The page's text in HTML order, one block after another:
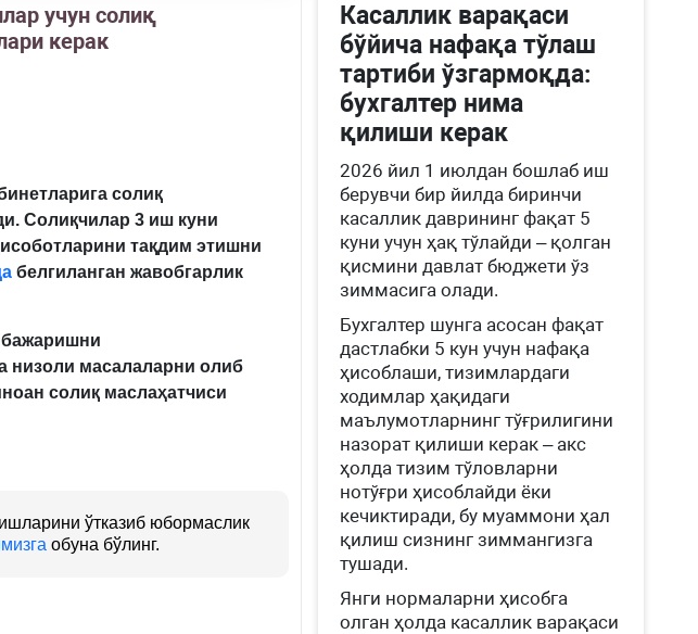
учун солиқ
керак
солиқ
Солиқчилар 3 иш куни
тақдим этишни
белгиланган жавобгарлик
бажаришни
низоли масалаларни олиб
солиқ маслаҳатчиси
ўтказиб юбормаслик
обуна бўлинг.
Касаллик варақаси
бўйича нафақа тўлаш
тартиби ўзгармоқда:
бухгалтер нима
қилиши керак
2026 йил 1 июлдан бошлаб иш
берувчи бир йилда биринчи
касаллик даврининг фақат 5
куни учун ҳақ тўлайди – қолган
қисмини давлат бюджети ўз
зиммасига олади.
Бухгалтер шунга асосан фақат
дастлабки 5 кун учун нафақа
ҳисоблаши, тизимлардаги
ходимлар ҳақидаги
маълумотларнинг тўғрилигини
назорат қилиши керак – акс
ҳолда тизим тўловларни
нотўғри ҳисоблайди ёки
кечиктиради, бу муаммони ҳал
қилиш сизнинг зиммангизга
тушади.
Янги нормаларни ҳисобга
олган ҳолда касаллик варақаси